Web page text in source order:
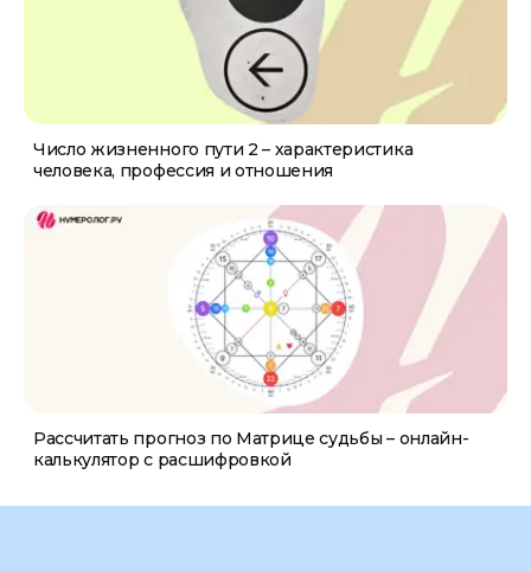
Число жизненного пути 2 – характеристика
человека, профессия и отношения
Рассчитать прогноз по Матрице судьбы – онлайн-
калькулятор с расшифровкой